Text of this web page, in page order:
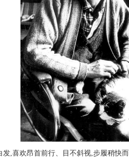
,喜欢昂首前行、目不斜视,步履稍快